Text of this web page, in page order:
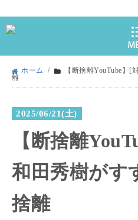
ホーム /
【断捨離YouTube】
離
2025/06/21(土)
【断捨離
和田秀樹がす
捨離